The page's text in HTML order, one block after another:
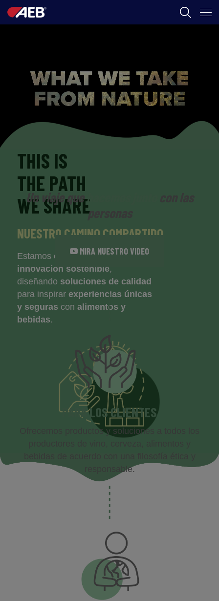
CERVEZA
CL
THIS IS
THE PATH
WE SHARE
NUESTRO CAMINO COMPARTIDO
Estamos comprometidos con la
innovación sostenible,
diseñando soluciones de calidad
para inspirar experiencias únicas
y seguras con alimentos y
bebidas.
Un viaje quehacemos junto
personas
MIRA NUESTRO VIDEO
PARALOS CLIENTES
Ofrecemos productos y soluciones a todos los
responsable.